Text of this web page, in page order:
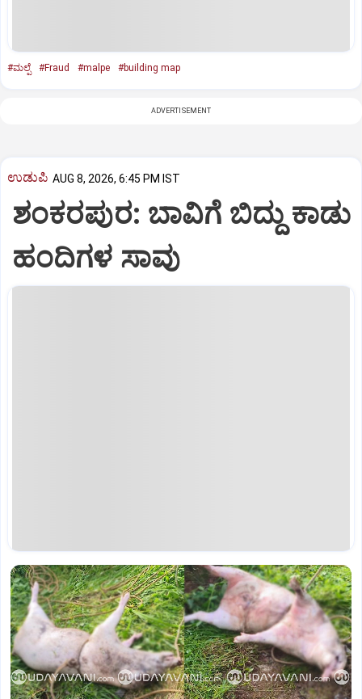
#ಮಲ್ಪೆ #Fraud #malpe #building map
ADVERTISEMENT
ಉಡುಪಿ AUG 8, 2026, 6:45 PM IST
ಶಂಕರಪುರ: ಬಾವಿಗೆ ಬಿದ್ದು ಕಾಡು
ಹಂದಿಗಳ ಸಾವು